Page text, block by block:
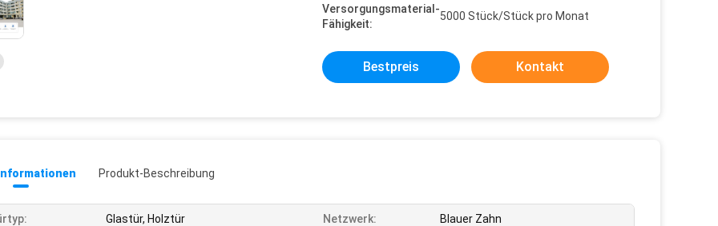
Versorgungsmaterial-
Fähigkeit:
5000 Stück/Stück pro Monat
Bestpreis Kontakt
Produkt-Beschreibung
Glastür, Holztür Netzwerk: Blauer Zahn